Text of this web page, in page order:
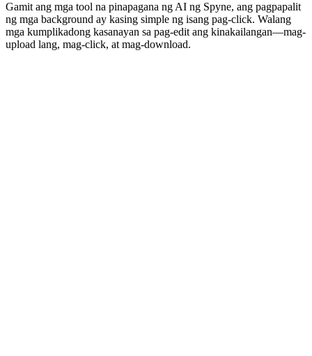
Gamit ang mga tool na pinapagana ng AI ng Spyne, ang pagpapalit
ng mga background ay kasing simple ng isang pag-click. Walang
mga kumplikadong kasanayan sa pag-edit ang kinakailangan—mag-
upload lang, mag-click, at mag-download.